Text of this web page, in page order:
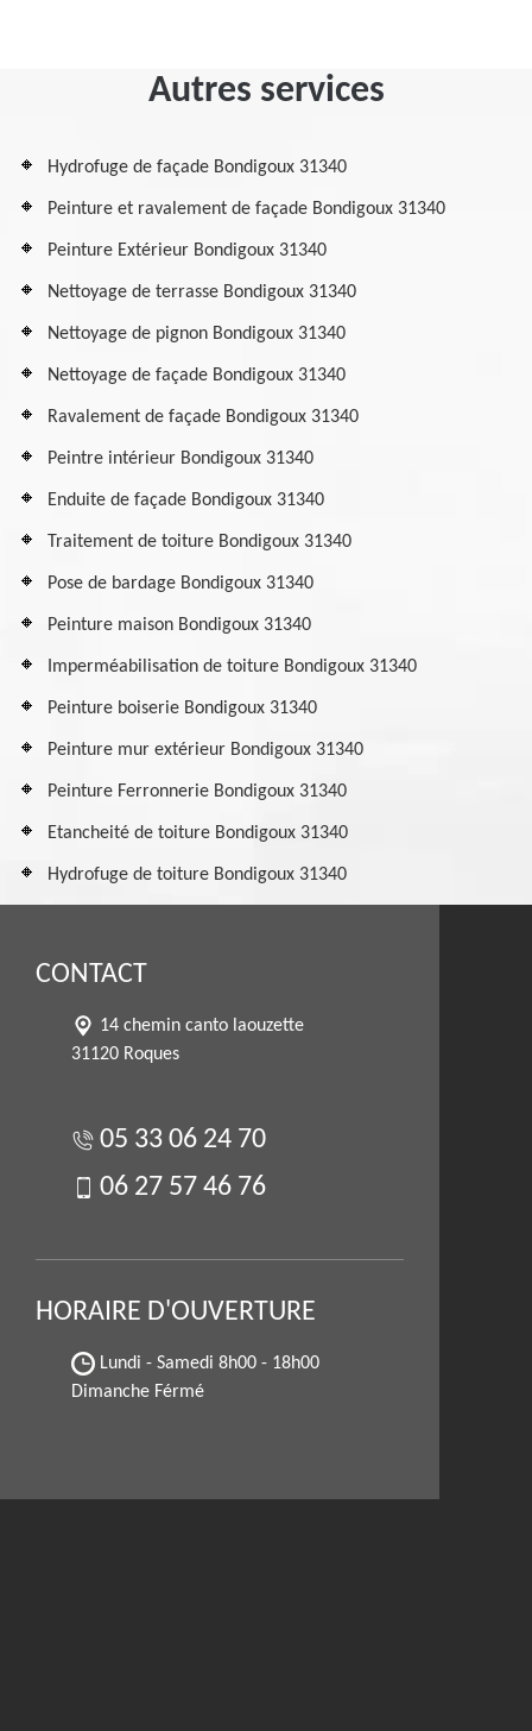
Autres services
Hydrofuge de façade Bondigoux 31340
Peinture et ravalement de façade Bondigoux 31340
Peinture Extérieur Bondigoux 31340
Nettoyage de terrasse Bondigoux 31340
Nettoyage de pignon Bondigoux 31340
Nettoyage de façade Bondigoux 31340
Ravalement de façade Bondigoux 31340
Peintre intérieur Bondigoux 31340
Enduite de façade Bondigoux 31340
Traitement de toiture Bondigoux 31340
Pose de bardage Bondigoux 31340
Peinture maison Bondigoux 31340
Imperméabilisation de toiture Bondigoux 31340
Peinture boiserie Bondigoux 31340
Peinture mur extérieur Bondigoux 31340
Peinture Ferronnerie Bondigoux 31340
Etancheité de toiture Bondigoux 31340
Hydrofuge de toiture Bondigoux 31340
CONTACT
14 chemin canto laouzette
31120 Roques
05 33 06 24 70
06 27 57 46 76
HORAIRE D'OUVERTURE
Lundi - Samedi 8h00 - 18h00
Dimanche Férmé